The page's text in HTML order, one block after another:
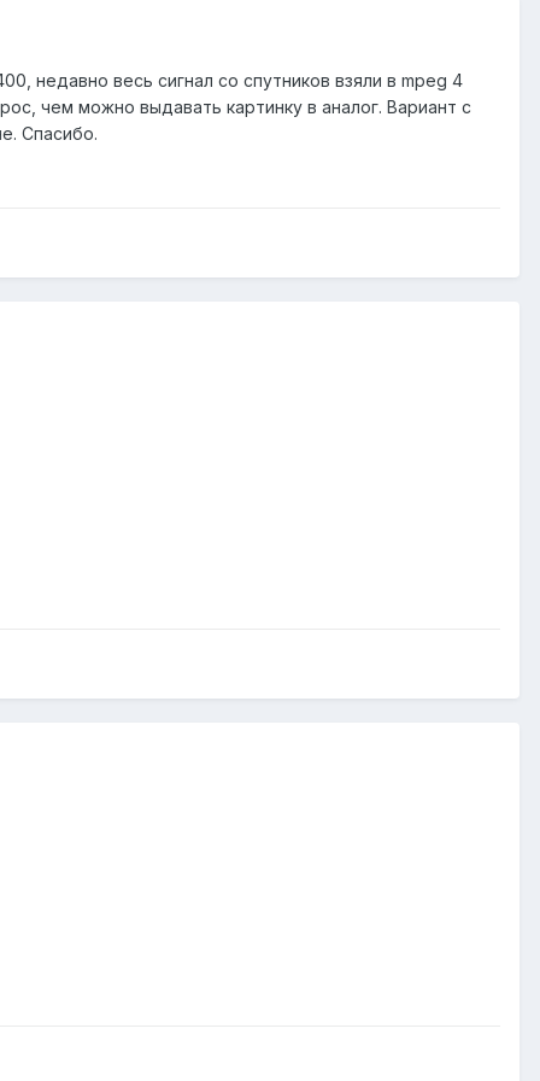
недавно весь сигнал со спутников взяли в mpeg 4
чем можно выдавать картинку в аналог. Вариант с
Спасибо.